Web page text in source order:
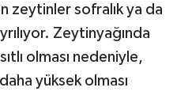
zeytinler sofralık ya da
Zeytinyağında
olması nedeniyle,
yüksek olması